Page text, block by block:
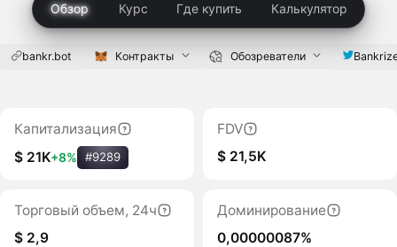
Обзор Курс Где купить Калькулятор
bankr.bot Контракты Обозреватели
Капитализация
$ 21K+8% #9289
FDV
$ 21,5K
Торговый объем, 24ч
$ 2,9
Доминирование
0,00000087%